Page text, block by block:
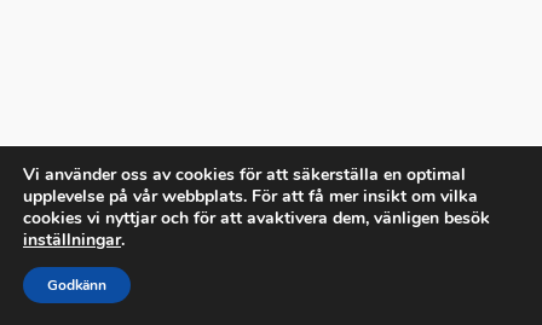
Vi använder oss av cookies för att säkerställa en optimal
upplevelse på vår webbplats. För att få mer insikt om vilka
cookies vi nyttjar och för att avaktivera dem, vänligen besök
inställningar.
Godkänn